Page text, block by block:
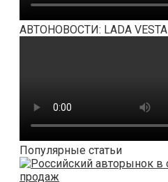
АВТОНОВОСТИ: LADA VESTA
Популярные статьи